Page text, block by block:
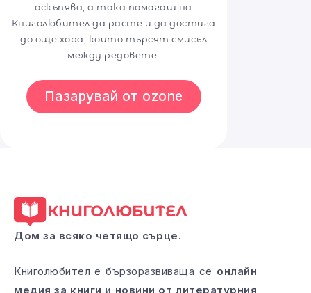
оскъпява, а така помагаш на
Книголюбител да расте и да достига
до още хора, които търсят смисъл
между редовете.
Пазарувай от ozone
Дом за всяко четящо сърце.
Книголюбител е бързоразвиваща се онлайн
медия за книги и новини от литературния